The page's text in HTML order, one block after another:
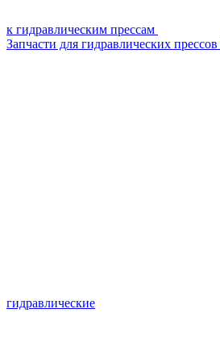
к гидравлическим прессам
Запчасти для гидравлических прессов
гидравлические